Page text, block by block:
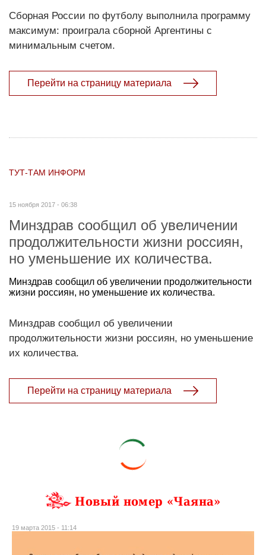
Сборная России по футболу выполнила программу
максимум: проиграла сборной Аргентины с
минимальным счетом.
Перейти на страницу материала
ТУТ-ТАМ ИНФОРМ
15 ноября 2017 - 06:38
Минздрав сообщил об увеличении
продолжительности жизни россиян,
но уменьшение их количества.
Минздрав сообщил об увеличении продолжительности
жизни россиян, но уменьшение их количества.
Минздрав сообщил об увеличении
продолжительности жизни россиян, но уменьшение
их количества.
Перейти на страницу материала
Новый номер «Чаяна»
19 марта 2015 - 11:14